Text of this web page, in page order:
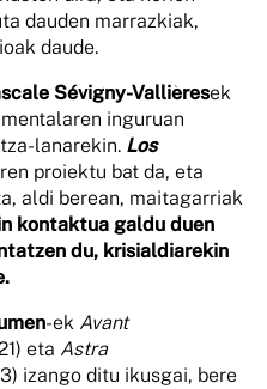
dauden marrazkiak,
daude.
Sévigny-Vallièresek
inguruan
lanarekin. Los
proiektu bat da, eta
aldi berean, maitagarriak
kontaktua galdu duen
du, krisialdiarekin
-ek Avant
eta Astra
izango ditu ikusgai, bere